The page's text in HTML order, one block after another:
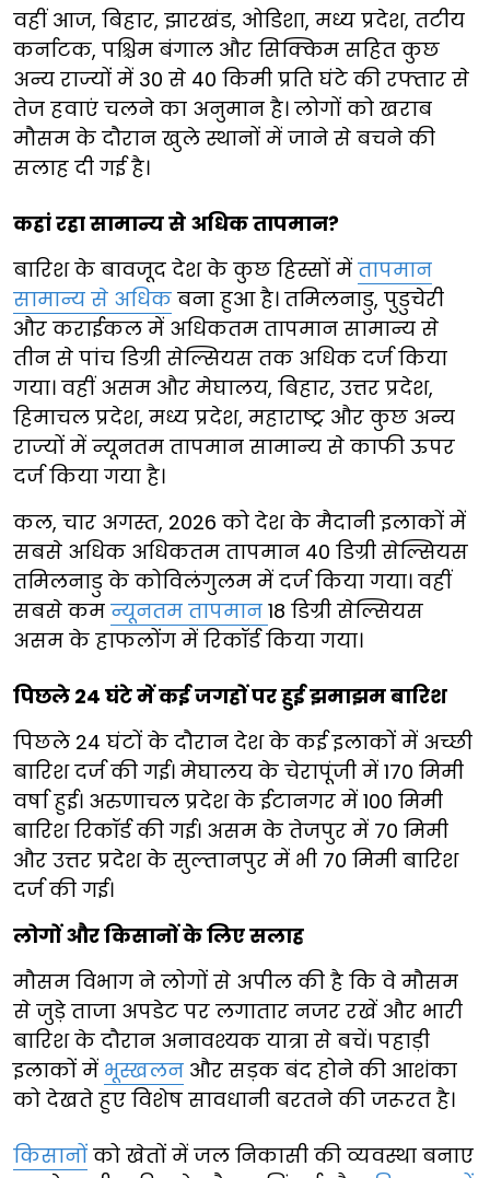
वहीं आज, बिहार, झारखंड, ओडिशा, मध्य प्रदेश, तटीय
कर्नाटक, पश्चिम बंगाल और सिक्किम सहित कुछ
अन्य राज्यों में 30 से 40 किमी प्रति घंटे की रफ्तार से
तेज हवाएं चलने का अनुमान है। लोगों को खराब
मौसम के दौरान खुले स्थानों में जाने से बचने की
सलाह दी गई है।
कहां रहा सामान्य से अधिक तापमान?
बारिश के बावजूद देश के कुछ हिस्सों में तापमान
सामान्य से अधिक बना हुआ है। तमिलनाडु, पुडुचेरी
और कराईकल में अधिकतम तापमान सामान्य से
तीन से पांच डिग्री सेल्सियस तक अधिक दर्ज किया
गया। वहीं असम और मेघालय, बिहार, उत्तर प्रदेश,
हिमाचल प्रदेश, मध्य प्रदेश, महाराष्ट्र और कुछ अन्य
राज्यों में न्यूनतम तापमान सामान्य से काफी ऊपर
दर्ज किया गया है।
कल, चार अगस्त, 2026 को देश के मैदानी इलाकों में
सबसे अधिक अधिकतम तापमान 40 डिग्री सेल्सियस
तमिलनाडु के कोविलंगुलम में दर्ज किया गया। वहीं
सबसे कम न्यूनतम तापमान 18 डिग्री सेल्सियस
असम के हाफलोंग में रिकॉर्ड किया गया।
पिछले 24 घंटे में कई जगहों पर हुई झमाझम बारिश
पिछले 24 घंटों के दौरान देश के कई इलाकों में अच्छी
बारिश दर्ज की गई। मेघालय के चेरापूंजी में 170 मिमी
वर्षा हुई। अरुणाचल प्रदेश के ईटानगर में 100 मिमी
बारिश रिकॉर्ड की गई। असम के तेजपुर में 70 मिमी
और उत्तर प्रदेश के सुल्तानपुर में भी 70 मिमी बारिश
दर्ज की गई।
लोगों और किसानों के लिए सलाह
मौसम विभाग ने लोगों से अपील की है कि वे मौसम
से जुड़े ताजा अपडेट पर लगातार नजर रखें और भारी
बारिश के दौरान अनावश्यक यात्रा से बचें। पहाड़ी
इलाकों में भूस्खलन और सड़क बंद होने की आशंका
को देखते हुए विशेष सावधानी बरतने की जरूरत है।
किसानों को खेतों में जल निकासी की व्यवस्था बनाए